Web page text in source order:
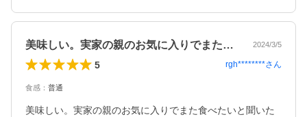
美味しい。実家の親のお気に入りでまた食… 2024/3/5
5 rgh********さん
食感 ： 普通
美味しい。実家の親のお気に入りでまた食べたいと聞いた